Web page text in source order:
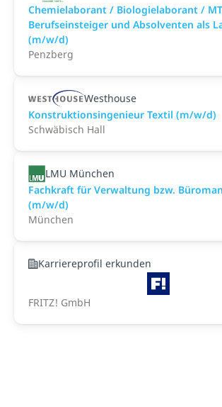
Chemielaborant / Biologielaborant /
Berufseinsteiger und Absolventen als
(m/w/d)
Penzberg
Westhouse
Konstruktionsingenieur Textil (m/w/d)
Schwäbisch Hall
LMU München
Fachkraft für Verwaltung bzw.
(m/w/d)
München
Karriereprofil erkunden
FRITZ! GmbH